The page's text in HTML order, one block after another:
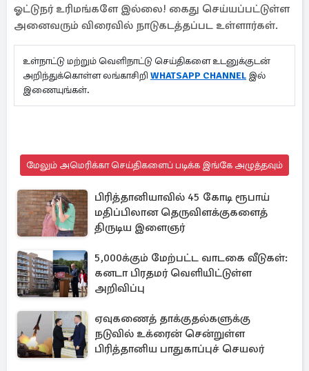
ஓட்டுநர் உரிமங்களே இல்லை! கைது செய்யப்பட்டுள்ள
அனைவரும் விரைவில் நாடுகடத்தப்பட உள்ளார்கள்.
உள்நாட்டு மற்றும் வெளிநாட்டு செய்திகளை உடனுக்குடன்
அறிந்துக்கொள்ள லங்காசிறி WHATSAPP CHANNEL இல்
இணையுங்கள்.
மேலும் அமெரிக்கா செய்திகளைப் படிக்க இங்கே அழுத்தவும்
பிரித்தானியாவில் 45 கோடி ரூபாய்
மதிப்பிலான தெருவிளக்குகளைத்
திருடிய இளைஞர்
5,000க்கும் மேற்பட்ட வாடகை வீடுகள்:
கனடா பிரதமர் வெளியிட்டுள்ள
அறிவிப்பு
ஏவுகணைத் தாக்குதல்களுக்கு
நடுவில் உக்ரைன் சென்றுள்ள
பிரித்தானிய பாதுகாப்புச் செயலர்